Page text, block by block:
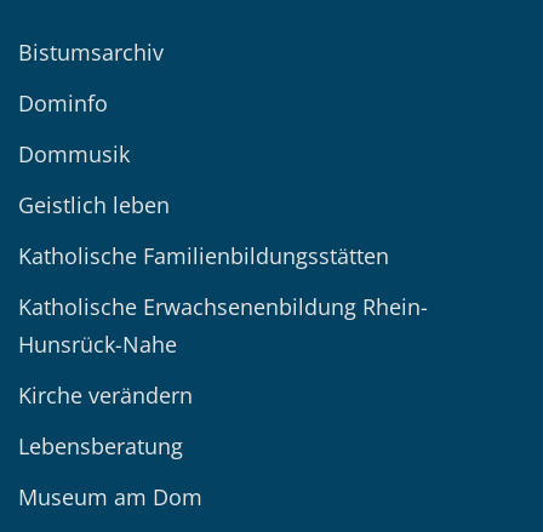
Bistumsarchiv
Dominfo
Dommusik
Geistlich leben
Katholische Familienbildungsstätten
Katholische Erwachsenenbildung Rhein-
Hunsrück-Nahe
Kirche verändern
Lebensberatung
Museum am Dom